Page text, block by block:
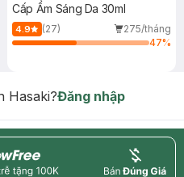
Cấp Ẩm Sáng Da 30ml
4.9 (27)
275/tháng
47%
Hasaki?Đăng nhập